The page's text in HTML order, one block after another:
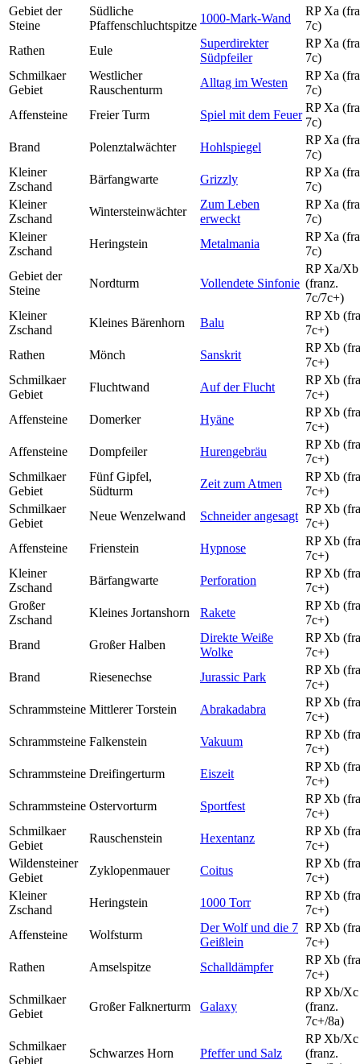
Gebiet der
Steine
Südliche
Pfaffenschluchtspitze
1000-Mark-Wand
RP Xa
7c)
Rathen
Eule
Superdirekter
Südpfeiler
RP Xa
7c)
Schmilkaer
Gebiet
Westlicher
Rauschenturm
Alltag im Westen
RP Xa
7c)
Affensteine
Freier Turm Spiel mit dem Feuer
RP Xa
7c)
Brand
Polenztalwächter Hohlspiegel
RP Xa
7c)
Kleiner
Zschand
Bärfangwarte Grizzly
RP Xa
7c)
Kleiner
Zschand
Wintersteinwächter
Zum Leben
erweckt
RP Xa
7c)
Kleiner
Zschand
Heringstein Metalmania
RP Xa
7c)
Gebiet der
Steine
Nordturm Vollendete Sinfonie
RP Xa/Xb
(franz.
7c/7c+)
Kleiner
Zschand
Kleines Bärenhorn Balu
RP Xb
7c+)
Rathen
Mönch Sanskrit
RP Xb
7c+)
Schmilkaer
Gebiet
Fluchtwand Auf der Flucht
RP Xb
7c+)
Affensteine
Domerker Hyäne
RP Xb
7c+)
Affensteine
Dompfeiler Hurengebräu
RP Xb
7c+)
Schmilkaer
Gebiet
Fünf Gipfel,
Südturm
Zeit zum Atmen
RP Xb
7c+)
Schmilkaer
Gebiet
Neue Wenzelwand Schneider angesagt
RP Xb
7c+)
Affensteine
Frienstein Hypnose
RP Xb
7c+)
Kleiner
Zschand
Bärfangwarte Perforation
RP Xb
7c+)
Großer
Zschand
Kleines Jortanshorn Rakete
RP Xb
7c+)
Brand
Großer Halben
Direkte Weiße
Wolke
RP Xb
7c+)
Brand
Riesenechse Jurassic Park
RP Xb
7c+)
Schrammsteine Mittlerer Torstein Abrakadabra
RP Xb
7c+)
Schrammsteine Falkenstein Vakuum
RP Xb
7c+)
Schrammsteine Dreifingerturm Eiszeit
RP Xb
7c+)
Schrammsteine Ostervorturm Sportfest
RP Xb
7c+)
Schmilkaer
Gebiet
Rauschenstein Hexentanz
RP Xb
7c+)
Wildensteiner
Gebiet
Zyklopenmauer Coitus
RP Xb
7c+)
Kleiner
Zschand
Heringstein 1000 Torr
RP Xb
7c+)
Affensteine
Wolfsturm
Der Wolf und die 7
Geißlein
RP Xb
7c+)
Rathen
Amselspitze Schalldämpfer
RP Xb
7c+)
Schmilkaer
Gebiet
Großer Falknerturm Galaxy
RP Xb/Xc
(franz.
7c+/8a)
Schmilkaer
Gebiet
Schwarzes Horn Pfeffer und Salz
RP Xb/Xc
(franz.